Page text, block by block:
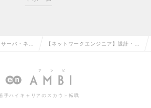
サーバ・ネッ
ジニアの転職
【ネットワークエンジニア】設計・構
位1%の独立系SI企業）の求人情報
手ハイキャリアのスカウト転職